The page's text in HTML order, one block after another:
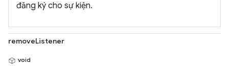
đăng ký cho sự kiện.
removeListener
void